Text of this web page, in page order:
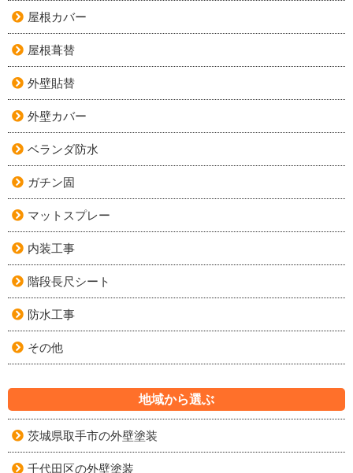
屋根カバー
屋根葺替
外壁貼替
外壁カバー
ベランダ防水
ガチン固
マットスプレー
内装工事
階段長尺シート
防水工事
その他
地域から選ぶ
茨城県取手市の外壁塗装
千代田区の外壁塗装